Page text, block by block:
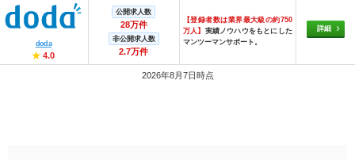
doda
★ 4.0
公開求人数
28万件
非公開求人数
2.7万件
【登録者数は業界最大級の約750
万人】 実績ノウハウをもとにした
マンツーマンサポート。
詳細
2026年8月7日時点